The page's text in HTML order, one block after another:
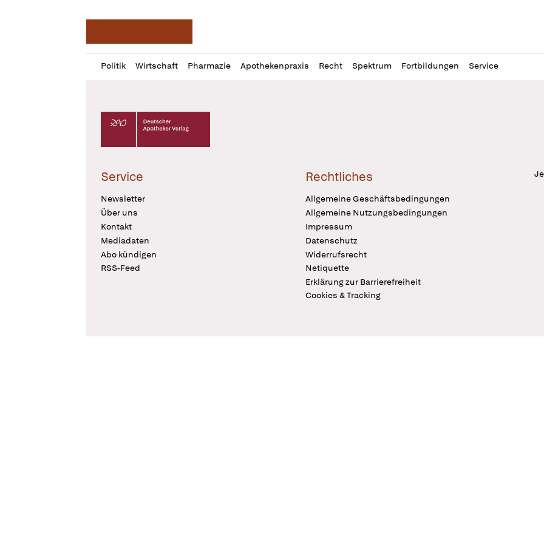
Politik Wirtschaft Pharmazie Apothekenpraxis Recht Spektrum Fortbildungen Service
Profil
öffnen
Daz
Pur
Deutscher Apotheker Verlag Logo
Service
Newsletter
Über uns
Kontakt
Mediadaten
Abo kündigen
RSS-Feed
Rechtliches
Allgemeine Geschäftsbedingungen
Allgemeine Nutzungsbedingungen
Impressum
Datenschutz
Widerrufsrecht
Netiquette
Erklärung zur Barrierefreiheit
Cookies & Tracking